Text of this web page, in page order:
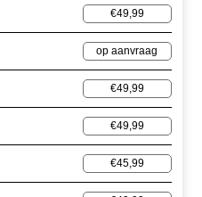
€49,99
op aanvraag
€49,99
€49,99
€45,99